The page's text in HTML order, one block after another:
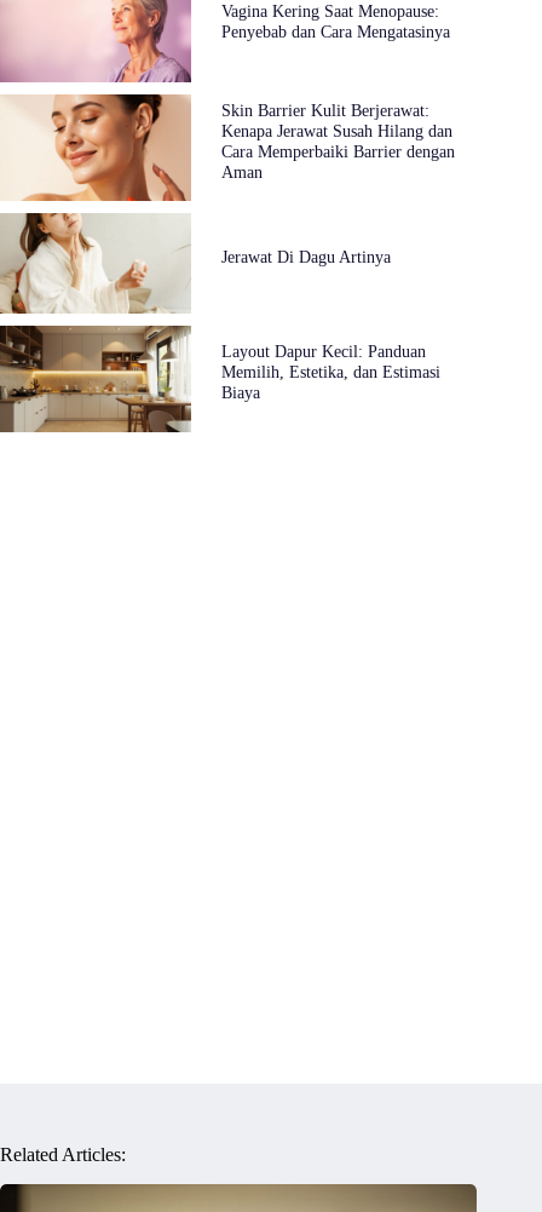
Vagina Kering Saat Menopause:
Penyebab dan Cara Mengatasinya
Skin Barrier Kulit Berjerawat:
Kenapa Jerawat Susah Hilang dan
Cara Memperbaiki Barrier dengan
Aman
Jerawat Di Dagu Artinya
Layout Dapur Kecil: Panduan
Memilih, Estetika, dan Estimasi
Biaya
Related Articles: